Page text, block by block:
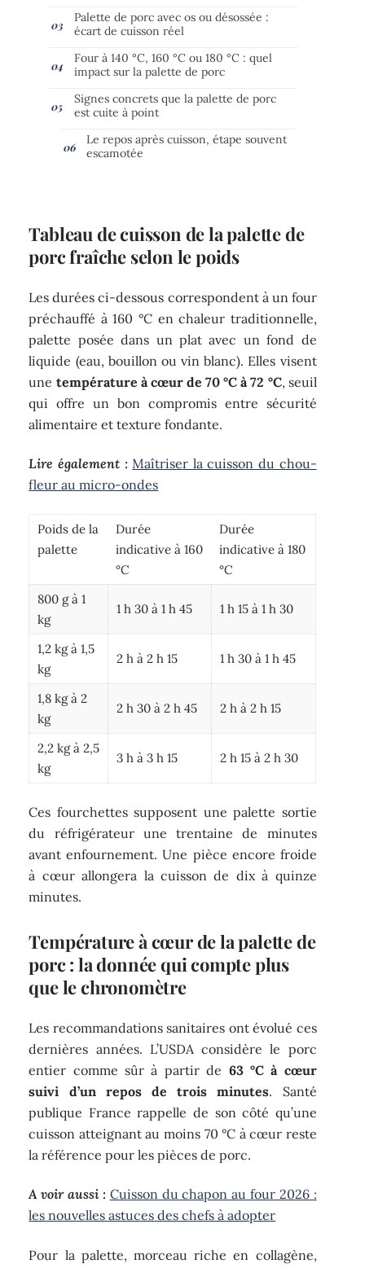
Palette de porc avec os ou désossée :
écart de cuisson réel
Four à 140 °C, 160 °C ou 180 °C : quel
impact sur la palette de porc
Signes concrets que la palette de porc
est cuite à point
Le repos après cuisson, étape souvent
escamotée
Tableau de cuisson de la palette de
porc fraîche selon le poids
Les durées ci-dessous correspondent à un four
préchauffé à 160 °C en chaleur traditionnelle,
palette posée dans un plat avec un fond de
liquide (eau, bouillon ou vin blanc). Elles visent
une température à cœur de 70 °C à 72 °C, seuil
qui offre un bon compromis entre sécurité
alimentaire et texture fondante.
Lire également : Maîtriser la cuisson du chou-
fleur au micro-ondes
Poids de la
palette
Durée
indicative à 160
°C
Durée
indicative à 180
°C
800 g à 1
kg
1 h 30 à 1 h 45 1 h 15 à 1 h 30
1,2 kg à 1,5
kg
2 h à 2 h 15 1 h 30 à 1 h 45
1,8 kg à 2
kg
2 h 30 à 2 h 45 2 h à 2 h 15
2,2 kg à 2,5
kg
3 h à 3 h 15 2 h 15 à 2 h 30
Ces fourchettes supposent une palette sortie
du réfrigérateur une trentaine de minutes
avant enfournement. Une pièce encore froide
à cœur allongera la cuisson de dix à quinze
minutes.
Température à cœur de la palette de
porc : la donnée qui compte plus
que le chronomètre
Les recommandations sanitaires ont évolué ces
dernières années. L’USDA considère le porc
entier comme sûr à partir de 63 °C à cœur
suivi d’un repos de trois minutes. Santé
publique France rappelle de son côté qu’une
cuisson atteignant au moins 70 °C à cœur reste
la référence pour les pièces de porc.
A voir aussi : Cuisson du chapon au four 2026 :
les nouvelles astuces des chefs à adopter
Pour la palette, morceau riche en collagène,